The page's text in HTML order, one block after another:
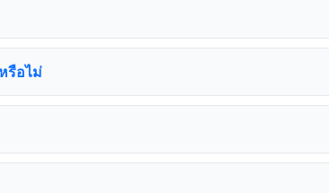
รือไม่